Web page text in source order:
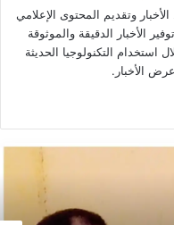
وتقديم المحتوى الإعلامي
الأخبار الدقيقة والموثوقة
استخدام التكنولوجيا الحديثة
الأخبار.